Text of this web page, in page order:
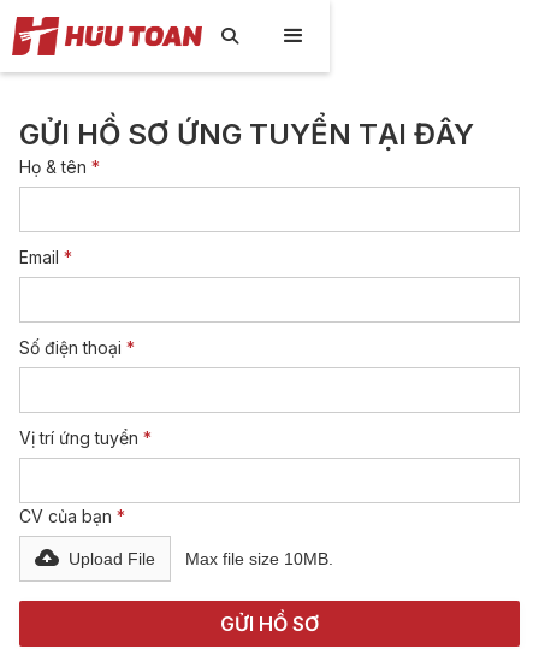

GỬI HỒ SƠ ỨNG TUYỂN TẠI ĐÂY
Họ & tên *
Email *
Số điện thoại *
Vị trí ứng tuyển *
CV của bạn *
Upload File Max file size 10MB.